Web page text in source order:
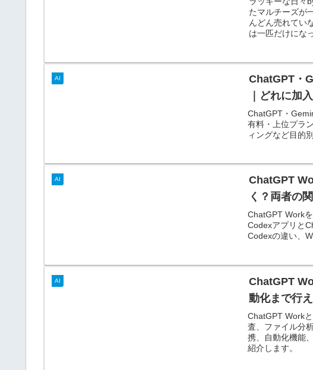
たマルチーズが
んどん売れてい
は一匹だけにな
AI
ChatGPT・
｜どれに加
ChatGPT・
有料・上位プラ
ィングなど目的
AI
ChatGPT
く？両者の
ChatGPT Work
Codexアプリと
Codexの違い、
AI
ChatGPT
動化まで行
ChatGPT Work
査、ファイル分
携、自動化機能
紹介します。